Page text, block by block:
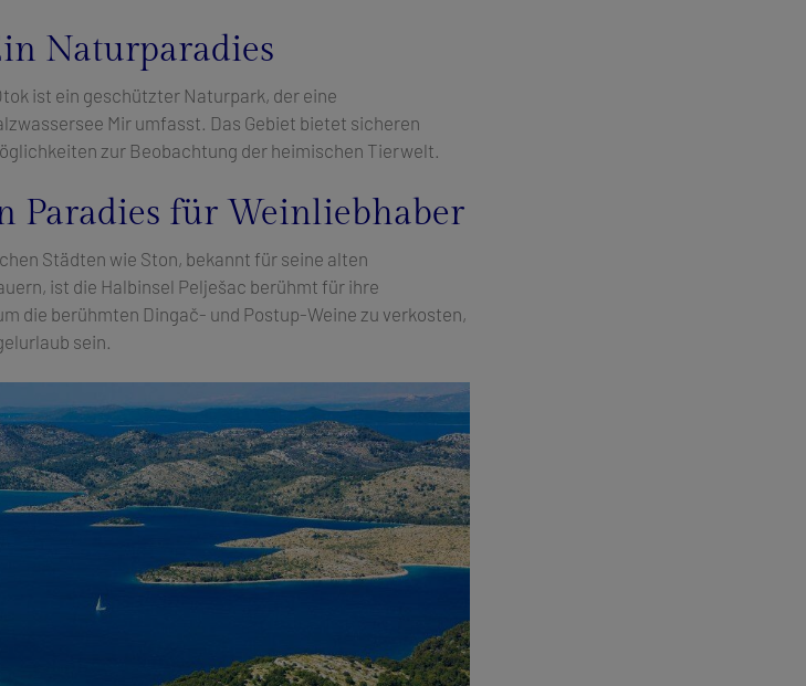
Naturparadies
ist ein geschützter Naturpark, der eine
Mir umfasst. Das Gebiet bietet sicheren
zur Beobachtung der heimischen Tierwelt.
Paradies für Weinliebhaber
Städten wie Ston, bekannt für seine alten
ist die Halbinsel Pelješac berühmt für ihre
die berühmten Dingač- und Postup-Weine zu verkosten,
sein.